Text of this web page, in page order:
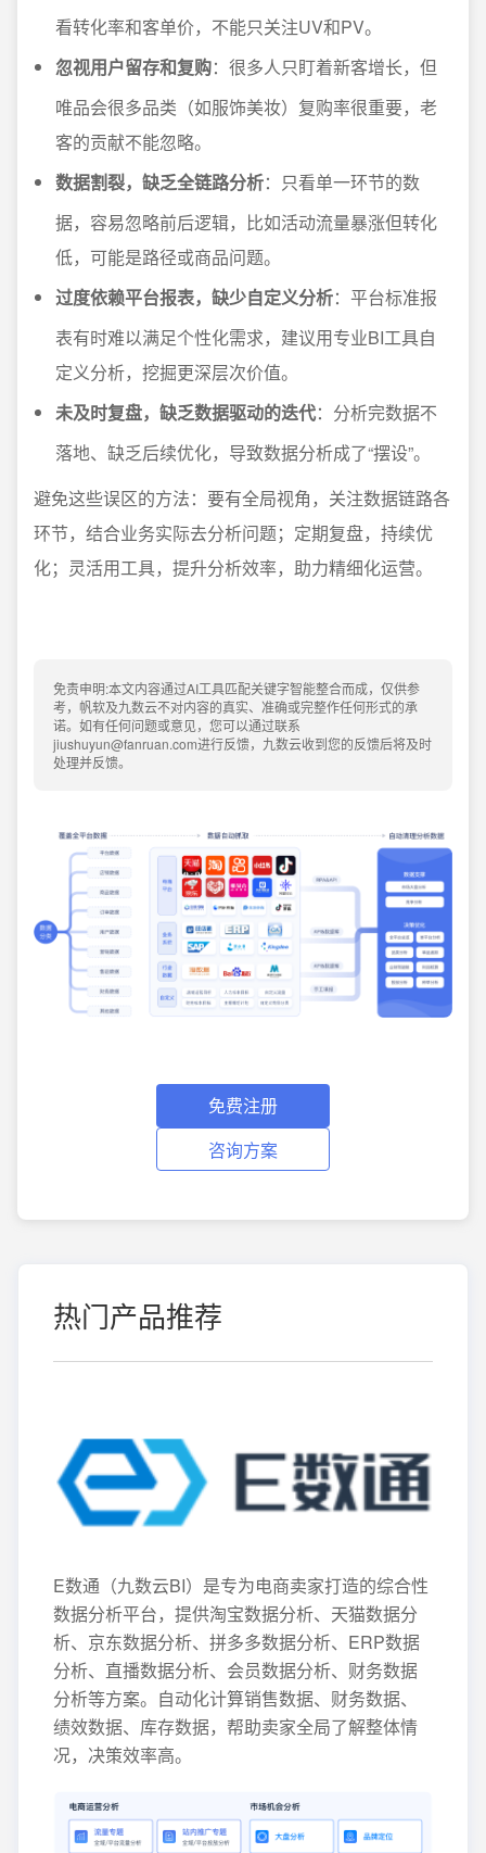
看转化率和客单价，不能只关注UV和PV。
忽视用户留存和复购：很多人只盯着新客增长，但
唯品会很多品类（如服饰美妆）复购率很重要，老
客的贡献不能忽略。
数据割裂，缺乏全链路分析：只看单一环节的数
据，容易忽略前后逻辑，比如活动流量暴涨但转化
低，可能是路径或商品问题。
过度依赖平台报表，缺少自定义分析：平台标准报
表有时难以满足个性化需求，建议用专业BI工具自
定义分析，挖掘更深层次价值。
未及时复盘，缺乏数据驱动的迭代：分析完数据不
落地、缺乏后续优化，导致数据分析成了“摆设”。
避免这些误区的方法：要有全局视角，关注数据链路各
环节，结合业务实际去分析问题；定期复盘，持续优
化；灵活用工具，提升分析效率，助力精细化运营。
免责申明:本文内容通过AI工具匹配关键字智能整合而成，仅供参
考，帆软及九数云不对内容的真实、准确或完整作任何形式的承
诺。如有任何问题或意见，您可以通过联系
jiushuyun@fanruan.com进行反馈，九数云收到您的反馈后将及时
处理并反馈。
免费注册
咨询方案
热门产品推荐
E数通（九数云BI）是专为电商卖家打造的综合性
数据分析平台，提供淘宝数据分析、天猫数据分
析、京东数据分析、拼多多数据分析、ERP数据
分析、直播数据分析、会员数据分析、财务数据
分析等方案。自动化计算销售数据、财务数据、
绩效数据、库存数据，帮助卖家全局了解整体情
况，决策效率高。